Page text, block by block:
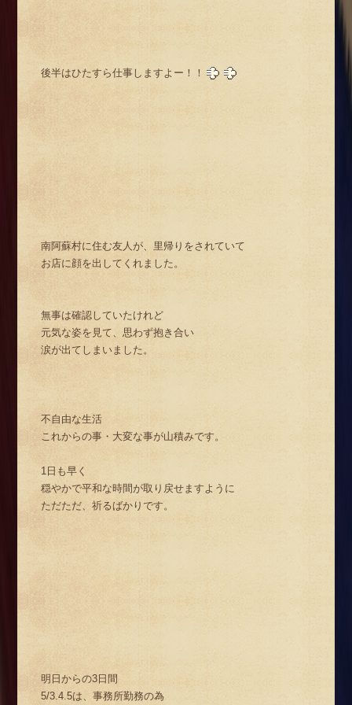
後半はひたすら仕事しますよー！！
南阿蘇村に住む友人が、里帰りをされていて
お店に顔を出してくれました。
無事は確認していたけれど
元気な姿を見て、思わず抱き合い
涙が出てしまいました。
不自由な生活
これからの事・大変な事が山積みです。
1日も早く
穏やかで平和な時間が取り戻せますように
ただただ、祈るばかりです。
明日からの3日間
5/3.4.5は、事務所勤務の為